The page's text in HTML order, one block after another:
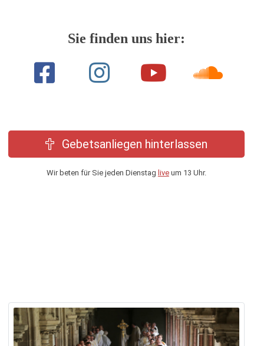
Sie finden uns hier:
Gebetsanliegen hinterlassen
Wir beten für Sie jeden Dienstag liveum 13 Uhr.